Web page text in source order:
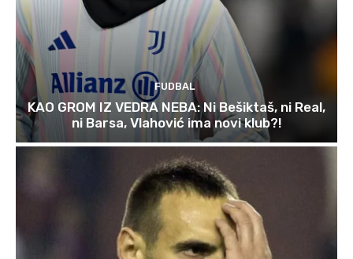
FUDBAL
KAO GROM IZ VEDRA NEBA: Ni Bešiktaš, ni Real,
ni Barsa, Vlahović ima novi klub?!